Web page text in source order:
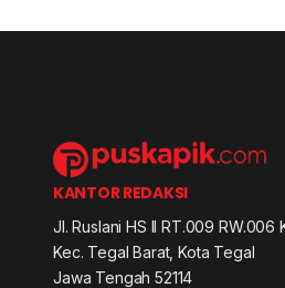
KANTOR REDAKSI
Jl. Ruslani HS II RT.009 RW.006
Kec. Tegal Barat, Kota Tegal
Jawa Tengah 52114